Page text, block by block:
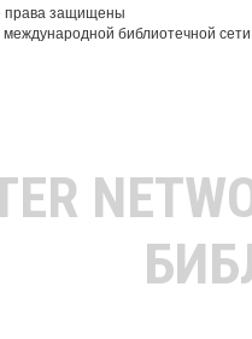
права защищены
библиотечной